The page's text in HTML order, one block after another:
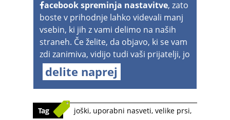
acebook spreminja nastavitve, zato
boste v prihodnje lahko videvali manj
vsebin, ki jih z vami delimo na naših
straneh. Če želite, da objavo, ki se vam
zdi zanimiva, vidijo tudi vaši prijatelji, jo
delite naprej
Tag joški, uporabni nasveti, velike prsi,